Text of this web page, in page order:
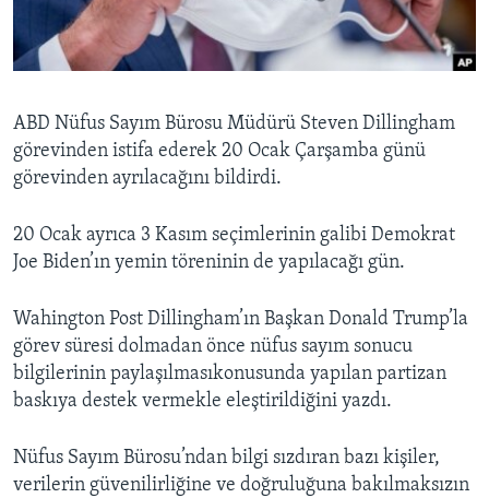
HAYATTAN
SANAT
BIZI TAKIP EDIN
Diller
ABD Nüfus Sayım Bürosu Müdürü Steven Dillingham
görevinden istifa ederek 20 Ocak Çarşamba günü
görevinden ayrılacağını bildirdi.
20 Ocak ayrıca 3 Kasım seçimlerinin galibi Demokrat
Joe Biden’ın yemin töreninin de yapılacağı gün.
Wahington Post Dillingham’ın Başkan Donald Trump’la
görev süresi dolmadan önce nüfus sayım sonucu
bilgilerinin paylaşılmasıkonusunda yapılan partizan
baskıya destek vermekle eleştirildiğini yazdı.
Nüfus Sayım Bürosu’ndan bilgi sızdıran bazı kişiler,
verilerin güvenilirliğine ve doğruluğuna bakılmaksızın